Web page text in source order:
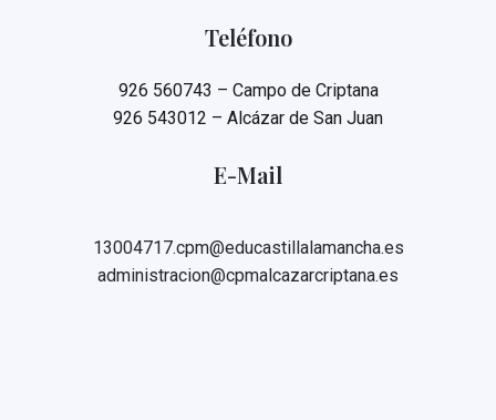
Teléfono
926 560743 – Campo de Criptana
926 543012 – Alcázar de San Juan
E-Mail
13004717.cpm@educastillalamancha.es
administracion@cpmalcazarcriptana.es